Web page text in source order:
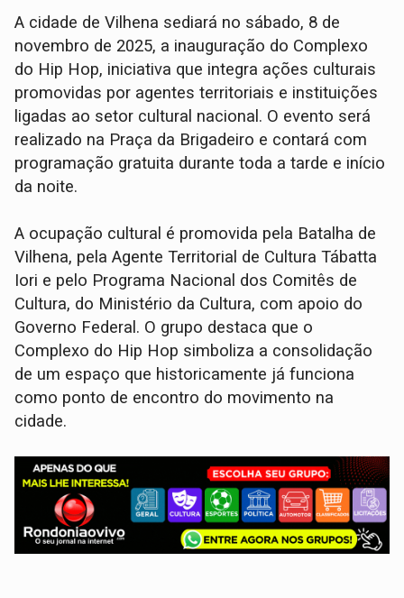
A cidade de Vilhena sediará no sábado, 8 de
novembro de 2025, a inauguração do Complexo
do Hip Hop, iniciativa que integra ações culturais
promovidas por agentes territoriais e instituições
ligadas ao setor cultural nacional. O evento será
realizado na Praça da Brigadeiro e contará com
programação gratuita durante toda a tarde e início
da noite.
A ocupação cultural é promovida pela Batalha de
Vilhena, pela Agente Territorial de Cultura Tábatta
Iori e pelo Programa Nacional dos Comitês de
Cultura, do Ministério da Cultura, com apoio do
Governo Federal. O grupo destaca que o
Complexo do Hip Hop simboliza a consolidação
de um espaço que historicamente já funciona
como ponto de encontro do movimento na
cidade.